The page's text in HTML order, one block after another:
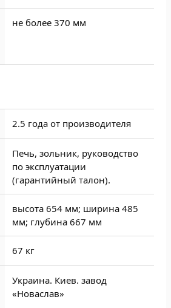
не более 370 мм
2.5 года от производителя
Печь, зольник, руководство
по эксплуатации
(гарантийный талон).
высота 654 мм; ширина 485
мм; глубина 667 мм
67 кг
Украина. Киев. завод
«Новаслав»